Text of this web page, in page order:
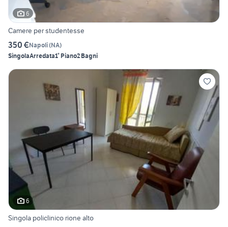
6
Camere per studentesse
350 €Napoli(NA)
SingolaArredata1° Piano2 Bagni
6
Singola policlinico rione alto